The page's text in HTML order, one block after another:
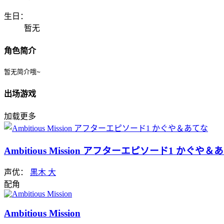
生日：
暂无
角色简介
暂无简介哦~
出场游戏
加载更多
Ambitious Mission アフターエピソード1 かぐや＆
声优： 黒木 大
配角
Ambitious Mission